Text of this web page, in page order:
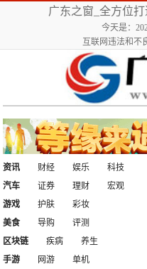
广东之窗_全方位
今天是：
互联网违法和不
资讯 财经 娱乐
科技
汽车
证券 理财 宏观
游戏
护肤
彩妆
美食
导购 评测
区块链
疾病
养生
手游
网游 单机